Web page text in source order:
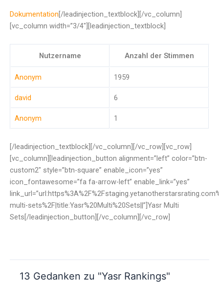
Dokumentation[/leadinjection_textblock][/vc_column]
[vc_column width=”3/4″][leadinjection_textblock]
Nutzername Anzahl der Stimmen
Anonym 1959
david 6
Anonym 1
[/leadinjection_textblock][/vc_column][/vc_row][vc_row]
[vc_column][leadinjection_button alignment=”left” color=”btn-
custom2″ style=”btn-square” enable_icon=”yes”
icon_fontawesome=”fa fa-arrow-left” enable_link=”yes”
multi-sets%2F|title:Yasr%20Multi%20Sets||”]Yasr Multi
Sets[/leadinjection_button][/vc_column][/vc_row]
13 Gedanken zu "Yasr Rankings"